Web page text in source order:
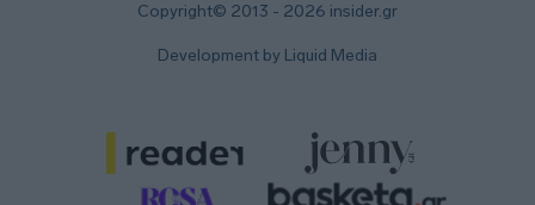
Copyright© 2013 - 2026 insider.gr
Development by Liquid Media